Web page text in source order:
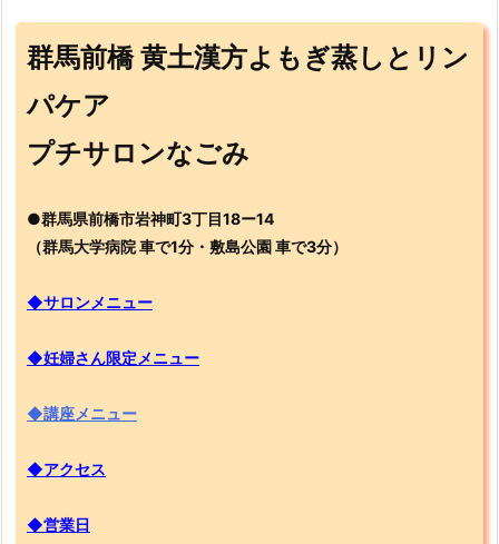
群馬前橋 黄土漢方よもぎ蒸しとリン
パケア
プチサロンなごみ
●群馬県前橋市岩神町3丁目18ー14
（群馬大学病院 車で1分・敷島公園 車で3分）
◆サロンメニュー
◆妊婦さん限定メニュー
◆講座メニュー
◆アクセス
◆営業日